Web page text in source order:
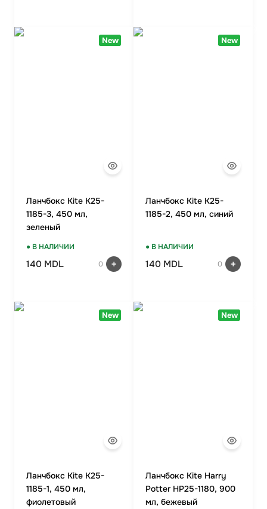
New
Ланчбокс Kite K25-
1185-3, 450 мл,
зеленый
● В НАЛИЧИИ
140 MDL 0
New
Ланчбокс Kite K25-
1185-2, 450 мл, синий
● В НАЛИЧИИ
140 MDL 0
New
Ланчбокс Kite K25-
1185-1, 450 мл,
фиолетовый
New
Ланчбокс Kite Harry
Potter HP25-1180, 900
мл, бежевый